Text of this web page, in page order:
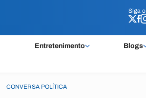
Siga o
Entretenimento Blogs
Siga o
CONVERSA POLÍTICA